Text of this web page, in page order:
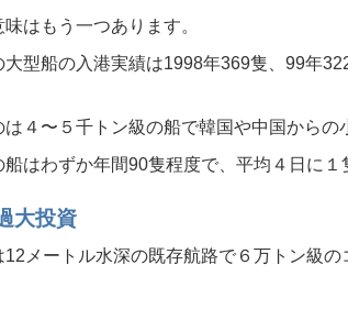
はもう一つあります。
大型船の入港実績は1998年369隻、99年
４〜５千トン級の船で韓国や中国からの
船はわずか年間90隻程度で、平均４日に１
大投資
12メートル水深の既存航路で６万トン級